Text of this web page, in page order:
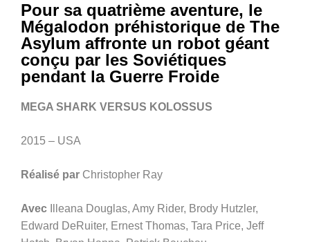
Pour sa quatrième aventure, le
Mégalodon préhistorique de The
Asylum affronte un robot géant
conçu par les Soviétiques
pendant la Guerre Froide
MEGA SHARK VERSUS KOLOSSUS
2015 – USA
Réalisé par Christopher Ray
Avec
Illeana Douglas, Amy Rider, Brody Hutzler,
Edward DeRuiter, Ernest Thomas, Tara Price, Jeff